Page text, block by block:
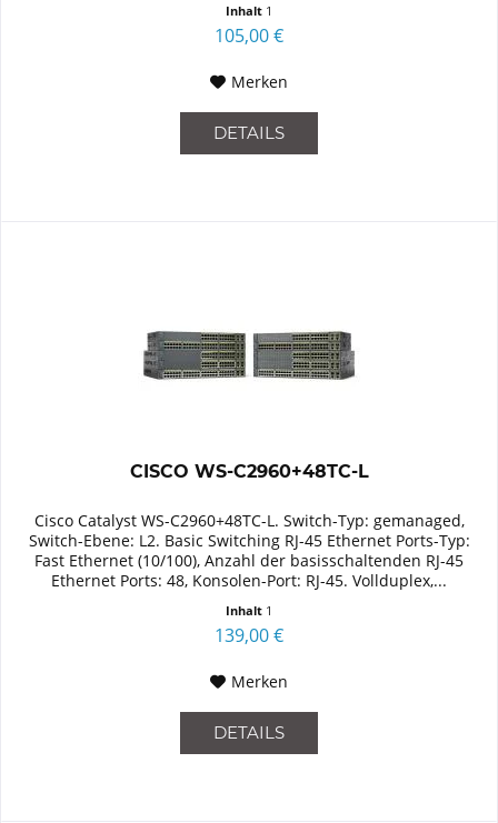
Inhalt 1
105,00 €
Merken
DETAILS
CISCO WS-C2960+48TC-L
Cisco Catalyst WS-C2960+48TC-L. Switch-Typ: gemanaged,
Switch-Ebene: L2. Basic Switching RJ-45 Ethernet Ports-Typ:
Fast Ethernet (10/100), Anzahl der basisschaltenden RJ-45
Ethernet Ports: 48, Konsolen-Port: RJ-45. Vollduplex,...
Inhalt 1
139,00 €
Merken
DETAILS